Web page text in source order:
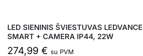
LED SIENINIS ŠVIESTUVAS LEDVANCE
SMART + CAMERA IP44, 22W
274,99 € su PVM